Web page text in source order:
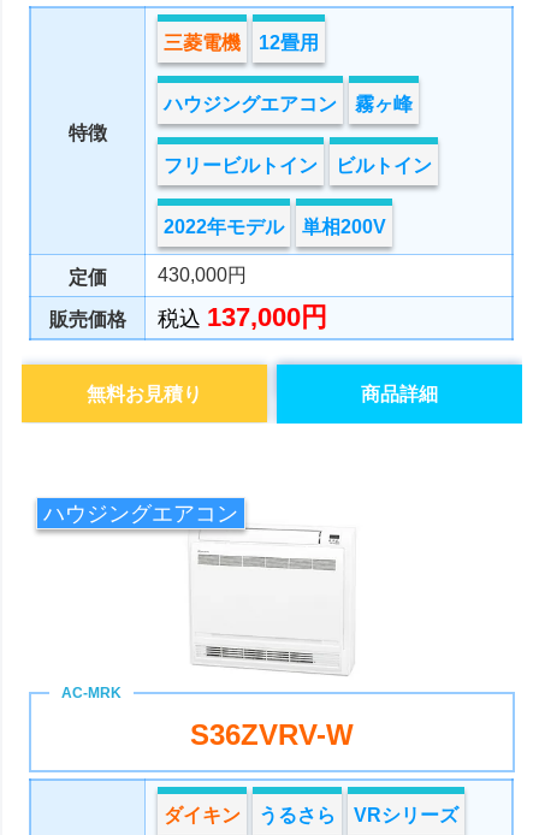
特徴
三菱電機 12畳用
ハウジングエアコン 霧ヶ峰
フリービルトイン ビルトイン
2022年モデル 単相200V
定価 430,000円
販売価格 税込 137,000円
商品詳細
無料お見積り
ハウジングエアコン
S36ZVRV-W
ダイキン うるさら VRシリーズ